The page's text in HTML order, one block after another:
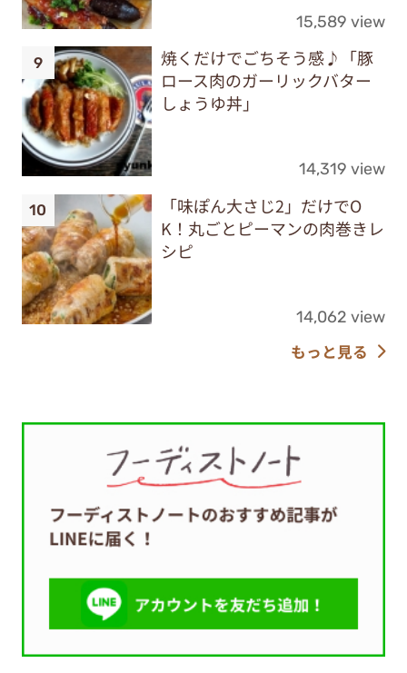
15,589 view
焼くだけでごちそう感♪「豚
ロース肉のガーリックバター
しょうゆ丼」
14,319 view
「味ぽん大さじ2」だけでO
K！丸ごとピーマンの肉巻きレ
シピ
14,062 view
もっと見る